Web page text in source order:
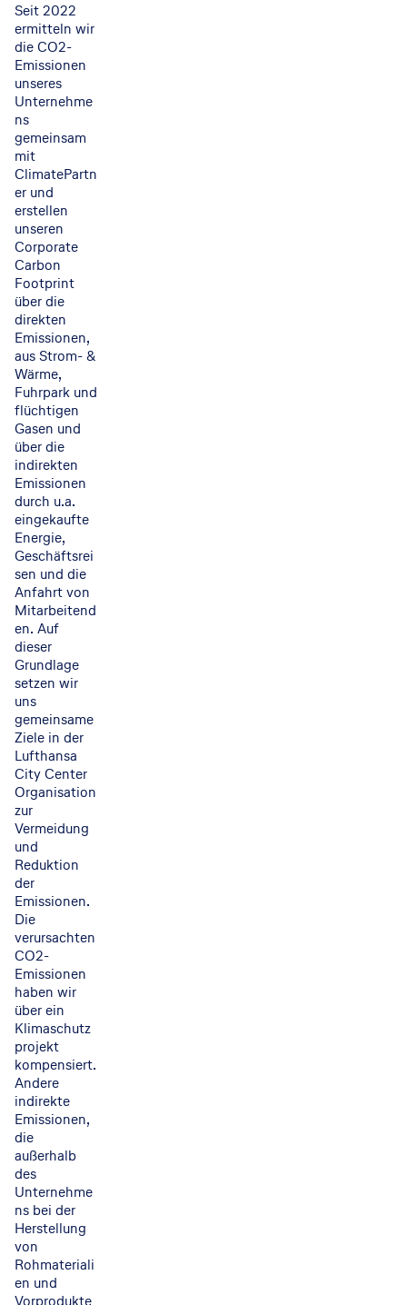
Seit 2022
ermitteln wir
die CO2-
Emissionen
unseres
Unternehme
ns
gemeinsam
mit
ClimatePartn
er und
erstellen
unseren
Corporate
Carbon
Footprint
über die
direkten
Emissionen,
aus Strom- &
Wärme,
Fuhrpark und
flüchtigen
Gasen und
über die
indirekten
Emissionen
durch u.a.
eingekaufte
Energie,
Geschäftsrei
sen und die
Anfahrt von
Mitarbeitend
en. Auf
dieser
Grundlage
setzen wir
uns
gemeinsame
Ziele in der
Lufthansa
City Center
Organisation
zur
Vermeidung
und
Reduktion
der
Emissionen.
Die
verursachten
CO2-
Emissionen
haben wir
über ein
Klimaschutz
projekt
kompensiert.
Andere
indirekte
Emissionen,
die
außerhalb
des
Unternehme
ns bei der
Herstellung
von
Rohmateriali
en und